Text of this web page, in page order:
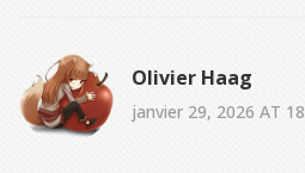
Olivier Haag
janvier 29, 2026 AT